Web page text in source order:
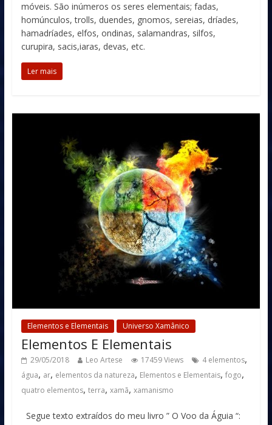
móveis. São inúmeros os seres elementais; fadas,
homúnculos, trolls, duendes, gnomos, sereias, dríades,
hamadríades, elfos, ondinas, salamandras, silfos,
curupira, sacis,iaras, devas, etc.
Ler mais
Elementos e Elementais Universo Xamânico
Elementos E Elementais
29/05/2018 Leo Artese 17459 Views 4 elementos,
água, ar, elementos da natureza, Elementos e Elementais, fogo,
quatro elementos, terra, xamã, xamanismo
Segue texto extraídos do meu livro ” O Voo da Águia “: